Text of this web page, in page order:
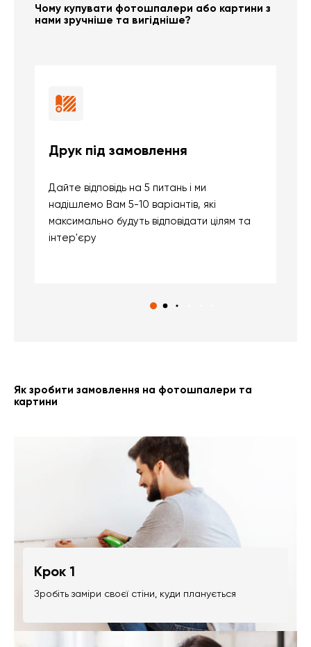
Чому купувати фотошпалери або картини з
нами зручніше та вигідніше?
Друк під замовлення
Дайте відповідь на 5 питань і ми
надішлемо Вам 5-10 варіантів, які
максимально будуть відповідати цілям та
інтер'єру
Як зробити замовлення на фотошпалери та
картини
Крок 1
Зробіть заміри своєї стіни, куди планується